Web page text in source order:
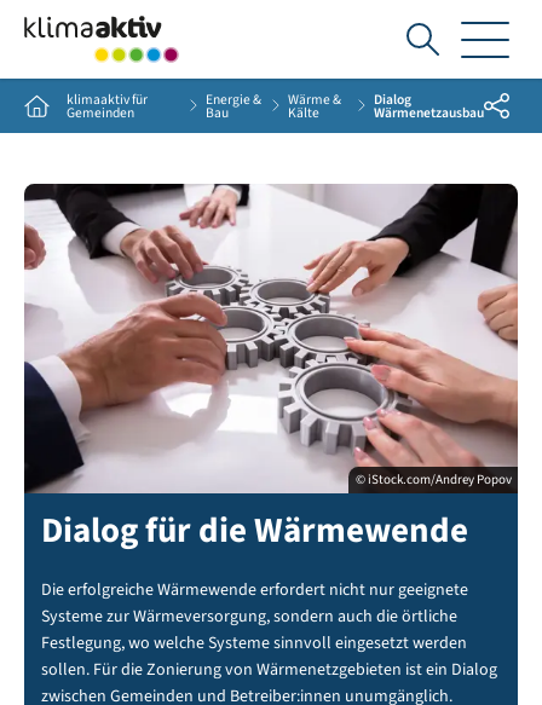
Ich
suche...
Home klimaaktiv für
Gemeinden
Energie &
Bau
Wärme &
Kälte
Dialog
WärmenetzausbauShare
© iStock.com/Andrey Popov
Dialog für die Wärmewende
Die erfolgreiche Wärmewende erfordert nicht nur geeignete
Systeme zur Wärmeversorgung, sondern auch die örtliche
Festlegung, wo welche Systeme sinnvoll eingesetzt werden
sollen. Für die Zonierung von Wärmenetzgebieten ist ein Dialog
zwischen Gemeinden und Betreiber:innen unumgänglich.